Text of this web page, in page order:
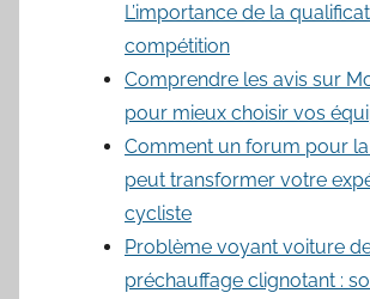
L’importance de la
compétition
Comprendre les avis sur
pour mieux choisir vos
Comment un forum pour
peut transformer votre
cycliste
Problème voyant voiture
préchauffage clignotant :